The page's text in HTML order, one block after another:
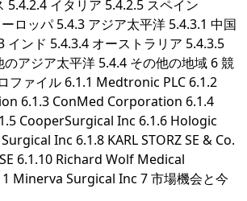
5.4.2.4 イタリア 5.4.2.5 スペイン
ロッパ 5.4.3 アジア太平洋 5.4.3.1 中国
インド 5.4.3.4 オーストラリア 5.4.3.5
アジア太平洋 5.4.4 その他の地域 6 競
ファイル 6.1.1 Medtronic PLC 6.1.2
6.1.3 ConMed Corporation 6.1.4
CooperSurgical Inc 6.1.6 Hologic
Inc 6.1.8 KARL STORZ SE & Co.
6.1.10 Richard Wolf Medical
Minerva Surgical Inc 7 市場機会と今